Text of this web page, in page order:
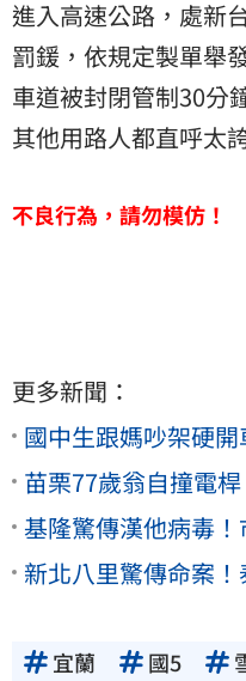
進入高速公路，處新
罰鍰，依規定製單舉
車道被封閉管制30分
其他用路人都直呼太
不良行為，請勿模仿！
更多新聞：
國中生跟媽吵架硬
苗栗77歲翁自撞電
基隆驚傳漢他病毒
新北八里驚傳命案
宜蘭 國5